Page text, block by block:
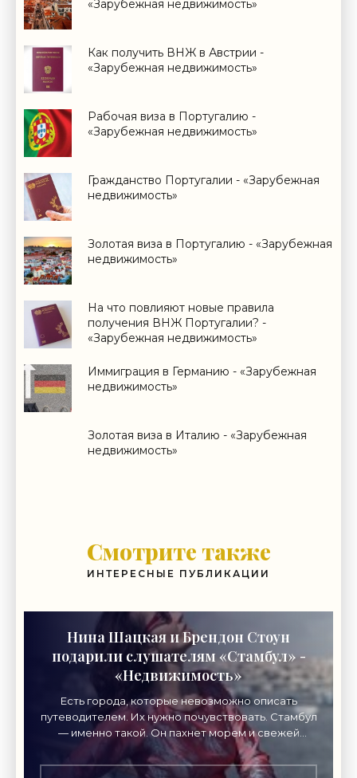
«Зарубежная недвижимость»
Как получить ВНЖ в Австрии -
«Зарубежная недвижимость»
Рабочая виза в Португалию -
«Зарубежная недвижимость»
Гражданство Португалии - «Зарубежная
недвижимость»
Золотая виза в Португалию - «Зарубежная
недвижимость»
На что повлияют новые правила
получения ВНЖ Португалии? -
«Зарубежная недвижимость»
Иммиграция в Германию - «Зарубежная
недвижимость»
Золотая виза в Италию - «Зарубежная
недвижимость»
Смотрите также
ИНТЕРЕСНЫЕ ПУБЛИКАЦИИ
Нина Шацкая и Брендон Стоун
подарили слушателям «Стамбул» -
«Недвижимость»
Есть города, которые невозможно описать
путеводителем. Их нужно почувствовать. Стамбул
— именно такой. Он пахнет морем и свежей
выпечкой, просыпается под утренний азан, шумит
рынками,